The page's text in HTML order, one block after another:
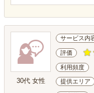
30代 女性
サービス内
評価
利用頻度
提供エリア